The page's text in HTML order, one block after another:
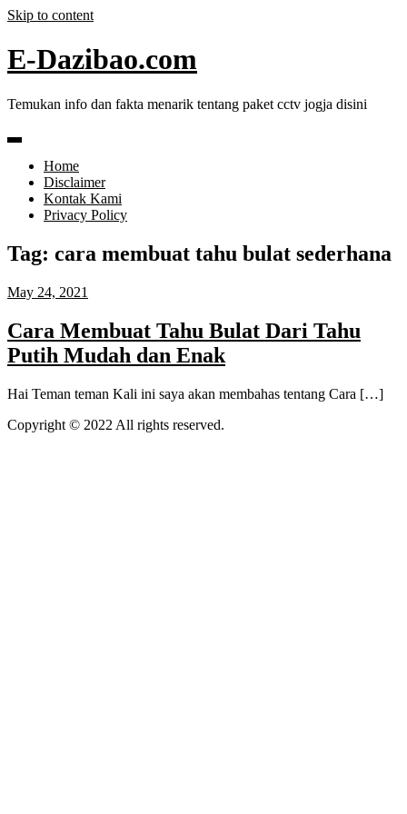
Skip to content
E-Dazibao.com
Temukan info dan fakta menarik tentang paket cctv jogja disini
Home
Disclaimer
Kontak Kami
Privacy Policy
Tag: cara membuat tahu bulat sederhana
May 24, 2021
Cara Membuat Tahu Bulat Dari Tahu
Putih Mudah dan Enak
Hai Teman teman Kali ini saya akan membahas tentang Cara […]
Copyright © 2022 All rights reserved.